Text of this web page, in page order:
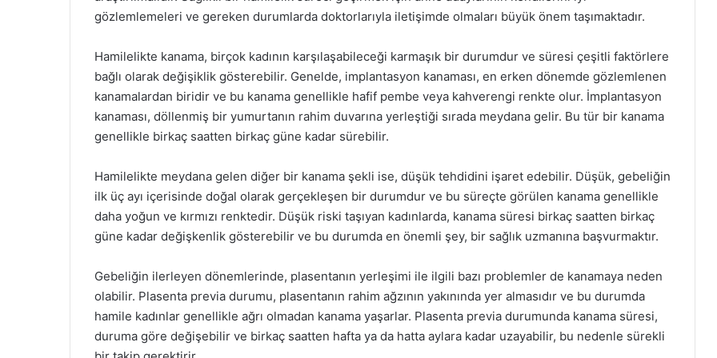
gözlemlemeleri ve gereken durumlarda doktorlarıyla iletişimde olmaları büyük önem taşımaktadır.
Hamilelikte kanama, birçok kadının karşılaşabileceği karmaşık bir durumdur ve süresi çeşitli faktörlere
bağlı olarak değişiklik gösterebilir. Genelde, implantasyon kanaması, en erken dönemde gözlemlenen
kanamalardan biridir ve bu kanama genellikle hafif pembe veya kahverengi renkte olur. İmplantasyon
kanaması, döllenmiş bir yumurtanın rahim duvarına yerleştiği sırada meydana gelir. Bu tür bir kanama
genellikle birkaç saatten birkaç güne kadar sürebilir.
Hamilelikte meydana gelen diğer bir kanama şekli ise, düşük tehdidini işaret edebilir. Düşük, gebeliğin
ilk üç ayı içerisinde doğal olarak gerçekleşen bir durumdur ve bu süreçte görülen kanama genellikle
daha yoğun ve kırmızı renktedir. Düşük riski taşıyan kadınlarda, kanama süresi birkaç saatten birkaç
güne kadar değişkenlik gösterebilir ve bu durumda en önemli şey, bir sağlık uzmanına başvurmaktır.
Gebeliğin ilerleyen dönemlerinde, plasentanın yerleşimi ile ilgili bazı problemler de kanamaya neden
olabilir. Plasenta previa durumu, plasentanın rahim ağzının yakınında yer almasıdır ve bu durumda
hamile kadınlar genellikle ağrı olmadan kanama yaşarlar. Plasenta previa durumunda kanama süresi,
duruma göre değişebilir ve birkaç saatten hafta ya da hatta aylara kadar uzayabilir, bu nedenle sürekli